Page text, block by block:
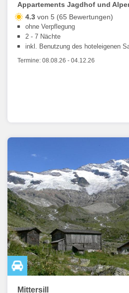
Appartements Jagdhof und
4.3 von 5 (65 Bewertungen)
ohne Verpflegung
2 - 7 Nächte
inkl. Benutzung des hoteleigenen
Termine: 08.08.26 - 04.12.26
Mittersill